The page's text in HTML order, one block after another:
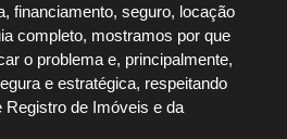
financiamento, seguro, locação
completo, mostramos por que
o problema e, principalmente,
e estratégica, respeitando
de Imóveis e da